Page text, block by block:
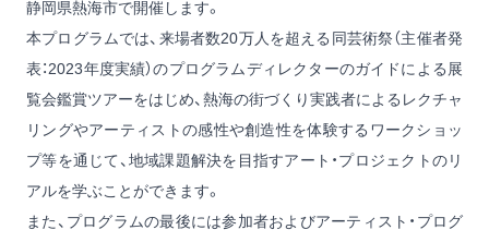
静岡県熱海市で開催します。
本プログラムでは、来場者数20万人を超える同芸術祭（主催者発
表：2023年度実績）のプログラムディレクターのガイドによる展
覧会鑑賞ツアーをはじめ、熱海の街づくり実践者によるレクチャ
リングやアーティストの感性や創造性を体験するワークショッ
プ等を通じて、地域課題解決を目指すアート・プロジェクトのリ
アルを学ぶことができます。
また、プログラムの最後には参加者およびアーティスト・プログ